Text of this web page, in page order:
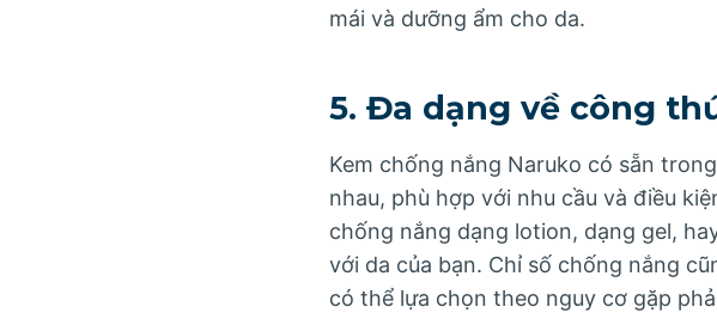
mái và dưỡng ẩm cho da.
5. Đa dạng về công
Kem chống nắng Naruko có sẵn
nhau, phù hợp với nhu cầu và điều
chống nắng dạng lotion, dạng gel,
với da của bạn. Chỉ số chống nắng
có thể lựa chọn theo nguy cơ gặp